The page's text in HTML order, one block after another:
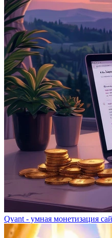
Qvant - умная монетизация